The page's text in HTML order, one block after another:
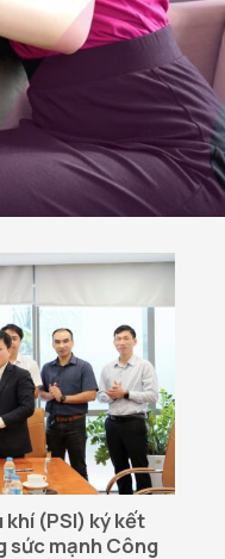
khí (PSI) ký kết
sức mạnh Công